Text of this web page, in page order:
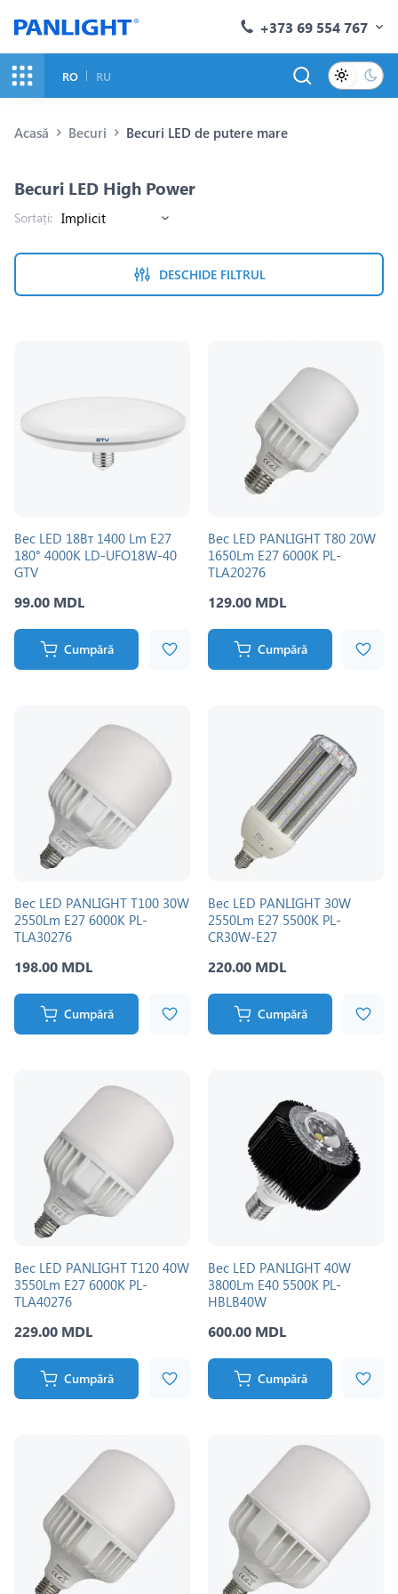
+373 69 554 767
RO RU
Acasă Becuri Becuri LED de putere mare
Becuri LED High Power
Sortați:
DESCHIDE FILTRUL
Bec LED 18Вт 1400 Lm E27
180° 4000K LD-UFO18W-40
GTV
99.00 MDL
Cumpără
Bec LED PANLIGHT T80 20W
1650Lm E27 6000K PL-
TLA20276
129.00 MDL
Cumpără
Bec LED PANLIGHT T100 30W
2550Lm E27 6000K PL-
TLA30276
198.00 MDL
Cumpără
Bec LED PANLIGHT 30W
2550Lm E27 5500K PL-
CR30W-E27
220.00 MDL
Cumpără
Bec LED PANLIGHT T120 40W
3550Lm E27 6000K PL-
TLA40276
229.00 MDL
Cumpără
Bec LED PANLIGHT 40W
3800Lm E40 5500K PL-
HBLB40W
600.00 MDL
Cumpără